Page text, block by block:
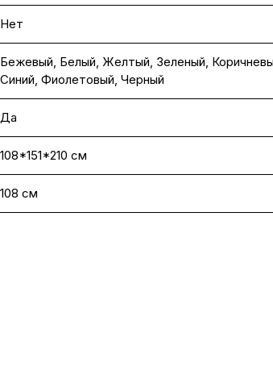
Нет
Бежевый, Белый, Желтый, Зеленый,
Синий, Фиолетовый, Черный
Да
108*151*210 см
108 см